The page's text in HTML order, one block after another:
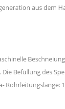
aus dem
Befüllung des
Rohrleitungslänge: